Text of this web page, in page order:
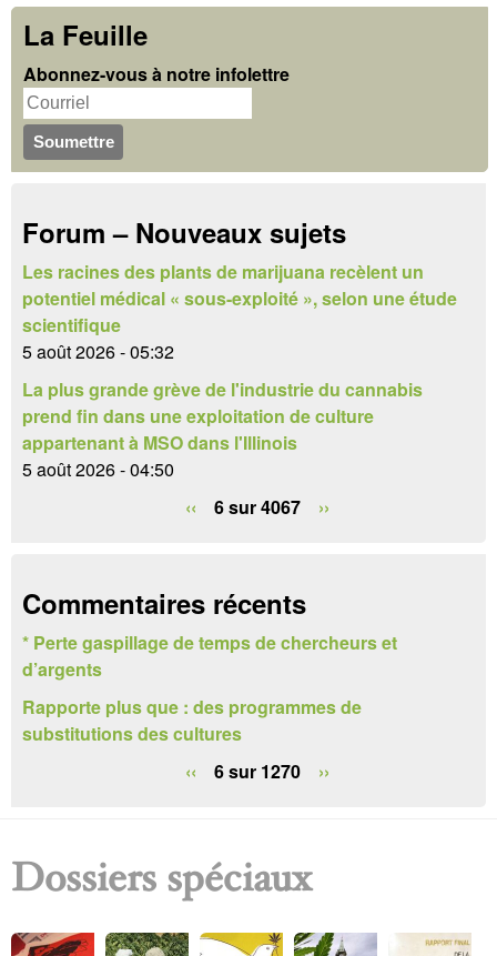
o
r
m
u
l
i
r
e
d
e
r
e
r
h
c
h
e
r
c
e
r
La Feuille
Abonnez-vous à notre infolettre
Forum – Nouveaux sujets
Les racines des plants de marijuana recèlent un
potentiel médical « sous-exploité », selon une étude
scientifique
5 août 2026 - 05:32
La plus grande grève de l'industrie du cannabis
prend fin dans une exploitation de culture
appartenant à MSO dans l'Illinois
5 août 2026 - 04:50
‹‹
6 sur 4067 ››
Commentaires récents
* Perte gaspillage de temps de chercheurs et
d’argents
Rapporte plus que : des programmes de
substitutions des cultures
‹‹
6 sur 1270 ››
Dossiers spéciaux